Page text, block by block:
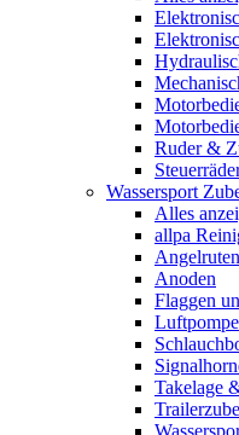
Ruder &
Wassersport
Alles
allpa
Anoden
Flaggen
Luftpompe
Takelage